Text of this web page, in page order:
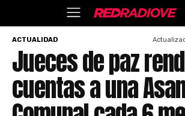
ACTUALIDAD
Jueces de paz
cuentas a una